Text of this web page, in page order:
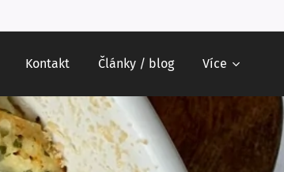
Kontakt Články / blog Více